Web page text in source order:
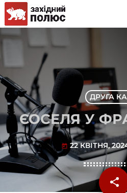
ДРУГА
ЄОСЕЛЯ У
today 22 КВІТНЯ,
share
email